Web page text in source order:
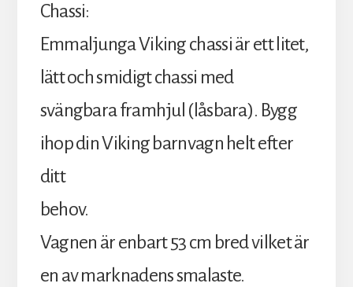
Chassi:
Emmaljunga Viking chassi är ett litet,
lätt och smidigt chassi med
svängbara framhjul (låsbara). Bygg
ihop din Viking barnvagn helt efter
ditt
behov.
Vagnen är enbart 53 cm bred vilket är
en av marknadens smalaste.